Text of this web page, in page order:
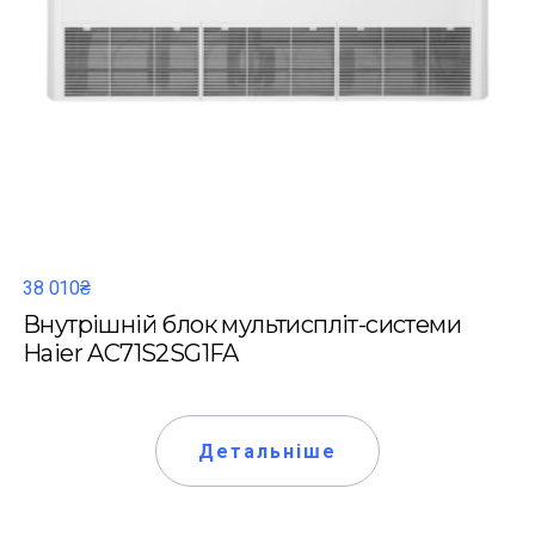
38 010₴
Внутрішній блок мультиспліт-системи
Haier AC71S2SG1FA
Детальніше